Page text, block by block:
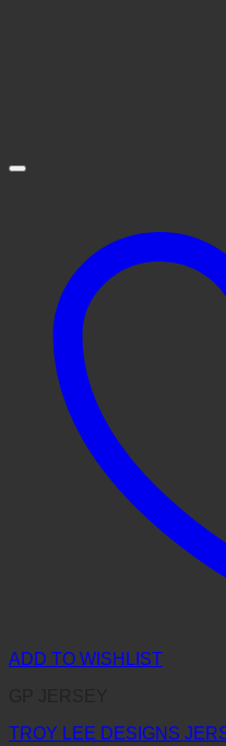
ADD TO WISHLIST
TROY LEE DESIGNS